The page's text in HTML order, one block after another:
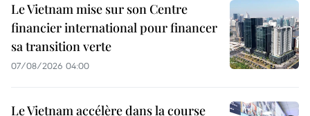
Le Vietnam mise sur son Centre
financier international pour financer
sa transition verte
07/08/2026 04:00
Le Vietnam accélère dans la course